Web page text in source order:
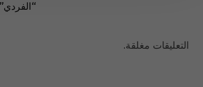
التعليقات مغلقة.